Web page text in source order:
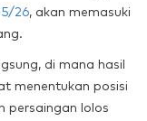
26, akan memasuki
di mana hasil
menentukan posisi
persaingan lolos